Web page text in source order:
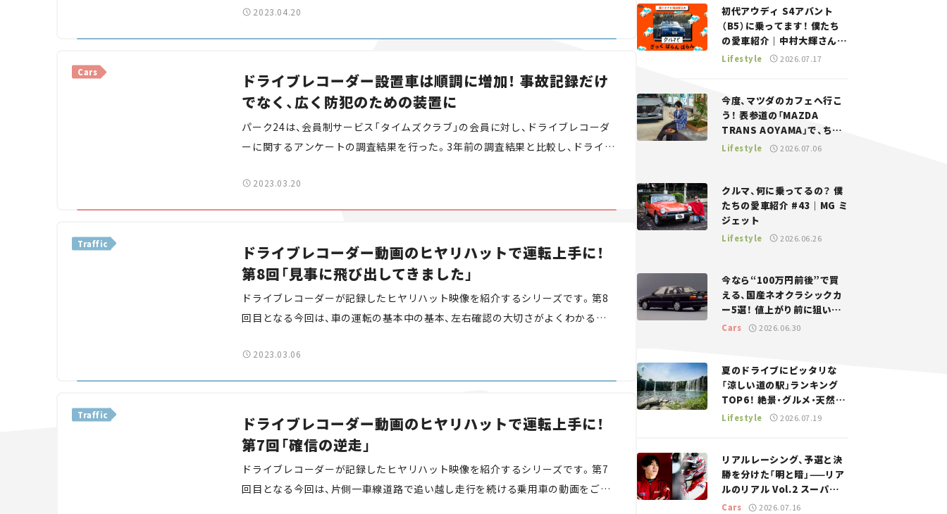
体験し、危険予知や運転スキルを高めましょう。
2023.04.20
Cars
ドライブレコーダー設置車は順調に増加！ 事故記録だけ
でなく、広く防犯のための装置に
パーク24は、会員制サービス「タイムズクラブ」の会員に対し、ドライブレコーダ
ーに関するアンケートの調査結果を行った。3年前の調査結果と比較し、ドライブ
か、紹介する。
2023.03.20
Traffic
ドライブレコーダー動画のヒヤリハットで運転上手に！
第8回「見事に飛び出してきました」
ドライブレコーダーが記録したヒヤリハット映像を紹介するシリーズです。第8
回目となる今回は、車の運転の基本中の基本、左右確認の大切さがよくわかる映
危険予知や運転スキルを高めましょう。
2023.03.06
Traffic
ドライブレコーダー動画のヒヤリハットで運転上手に！
第7回「確信の逆走」
ドライブレコーダーが記録したヒヤリハット映像を紹介するシリーズです。第7
回目となる今回は、片側一車線道路で追い越し走行を続ける乗用車の動画をご紹
初代アウディ S4アバント
（B5）に乗ってます！ 僕たち
の愛車紹介｜中村大輝さん
——瀬イオナと嶋田智之の
Lifestyle 2026.07.17
今度、マツダのカフェへ行こ
う！ 表参道の「MAZDA
TRANS AOYAMA」で、ちょ
っとひと息。——連載｜CCG
Lifestyle 2026.07.06
クルマ、何に乗ってるの？ 僕
たちの愛車紹介 #43｜MG ミ
ジェット
Lifestyle 2026.06.26
今なら“100万円前後”で買
える、国産ネオクラシックカ
ー5選！ 値上がり前に狙いた
い、中古車探しをお手伝い――ち
Cars 2026.06.30
夏のドライブにピッタリな
「涼しい道の駅」ランキング
TOP6！ 絶景・グルメ・天然ク
ーラーなど、避暑におすすめ
Lifestyle 2026.07.19
リアルレーシング、予選と決
勝を分けた「明と暗」——リア
ルのリアル Vol.2 スーパー
GT 2026開幕戦 岡山国際サ
Cars 2026.07.16